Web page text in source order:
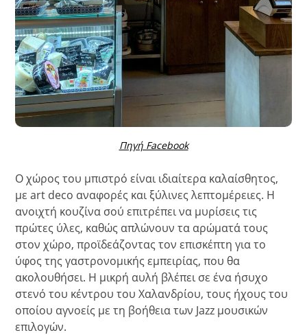
Πηγή Facebook
Ο χώρος του μπιστρό είναι ιδιαίτερα καλαίσθητος,
με art deco αναφορές και ξύλινες λεπτομέρειες. Η
ανοιχτή κουζίνα σού επιτρέπει να μυρίσεις τις
πρώτες ύλες, καθώς απλώνουν τα αρώματά τους
στον χώρο, προϊδεάζοντας τον επισκέπτη για το
ύφος της γαστρονομικής εμπειρίας, που θα
ακολουθήσει. Η μικρή αυλή βλέπει σε ένα ήσυχο
στενό του κέντρου του Χαλανδρίου, τους ήχους του
οποίου αγνοείς με τη βοήθεια των Jazz μουσικών
επιλογών.